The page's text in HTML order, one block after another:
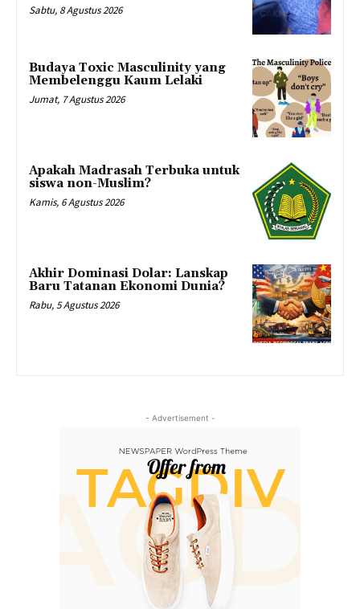
Sabtu, 8 Agustus 2026
Budaya Toxic Masculinity yang
Membelenggu Kaum Lelaki
Jumat, 7 Agustus 2026
Apakah Madrasah Terbuka untuk
siswa non-Muslim?
Kamis, 6 Agustus 2026
Akhir Dominasi Dolar: Lanskap
Baru Tatanan Ekonomi Dunia?
Rabu, 5 Agustus 2026
- Advertisement -